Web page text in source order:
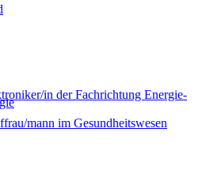
in der Fachrichtung Energie-
mann im Gesundheitswesen